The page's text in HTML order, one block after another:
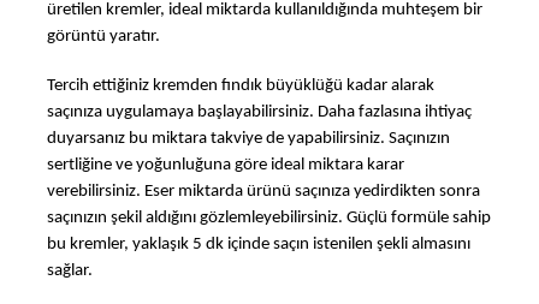
üretilen kremler, ideal miktarda kullanıldığında muhteşem bir
görüntü yaratır.
Tercih ettiğiniz kremden fındık büyüklüğü kadar alarak
saçınıza uygulamaya başlayabilirsiniz. Daha fazlasına ihtiyaç
duyarsanız bu miktara takviye de yapabilirsiniz. Saçınızın
sertliğine ve yoğunluğuna göre ideal miktara karar
verebilirsiniz. Eser miktarda ürünü saçınıza yedirdikten sonra
saçınızın şekil aldığını gözlemleyebilirsiniz. Güçlü formüle sahip
bu kremler, yaklaşık 5 dk içinde saçın istenilen şekli almasını
sağlar.